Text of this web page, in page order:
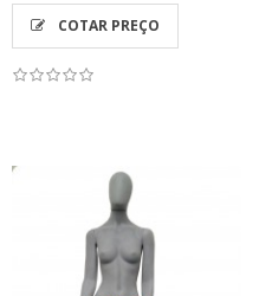
COTAR PREÇO